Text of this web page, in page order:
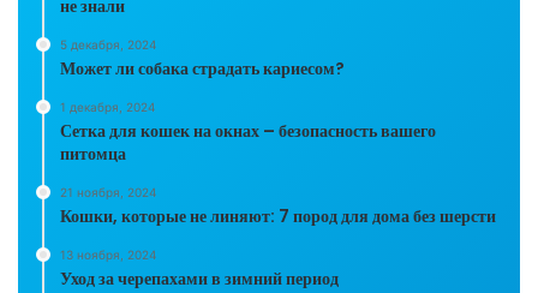
не знали
5 декабря, 2024
Может ли собака страдать кариесом?
1 декабря, 2024
Сетка для кошек на окнах – безопасность вашего
питомца
21 ноября, 2024
Кошки, которые не линяют: 7 пород для дома без шерсти
13 ноября, 2024
Уход за черепахами в зимний период